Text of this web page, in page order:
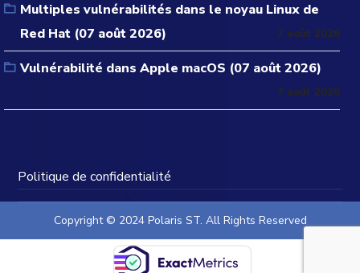
Multiples vulnérabilités dans le noyau Linux de
Red Hat (07 août 2026)
7 août 2026
Vulnérabilité dans Apple macOS (07 août 2026)
7 août 2026
Politique de confidentialité
Copyright © 2024 Polaris ST. All Rights Reserved